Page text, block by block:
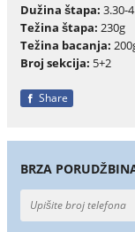
Dužina štapa: 3.30-
Težina štapa: 230g
Težina bacanja:
Broj sekcija: 5+2
Share
BRZA